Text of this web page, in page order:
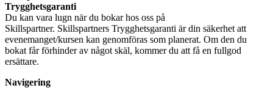
Trygghetsgaranti
Du kan vara lugn när du bokar hos oss på
Skillspartner. Skillspartners Trygghetsgaranti är din säkerhet att
evenemanget/kursen kan genomföras som planerat. Om den du
bokat får förhinder av något skäl, kommer du att få en fullgod
ersättare.
Navigering